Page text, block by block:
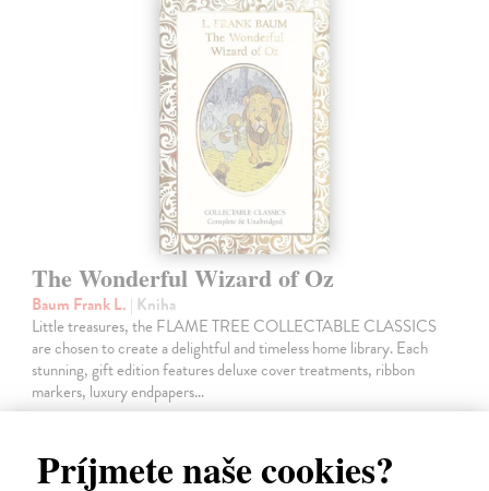
Príjmete naše cookies?
The Wonderful Wizard of Oz
Baum Frank L. | Kniha
Little treasures, the FLAME TREE COLLECTABLE CLASSICS
are chosen to create a delightful and timeless home library. Each
stunning, gift edition features deluxe cover treatments, ribbon
markers, luxury endpapers…
Dodávateľ nemá titul na sklade. Dodanie cca. 5 týždňov.
14,50 €